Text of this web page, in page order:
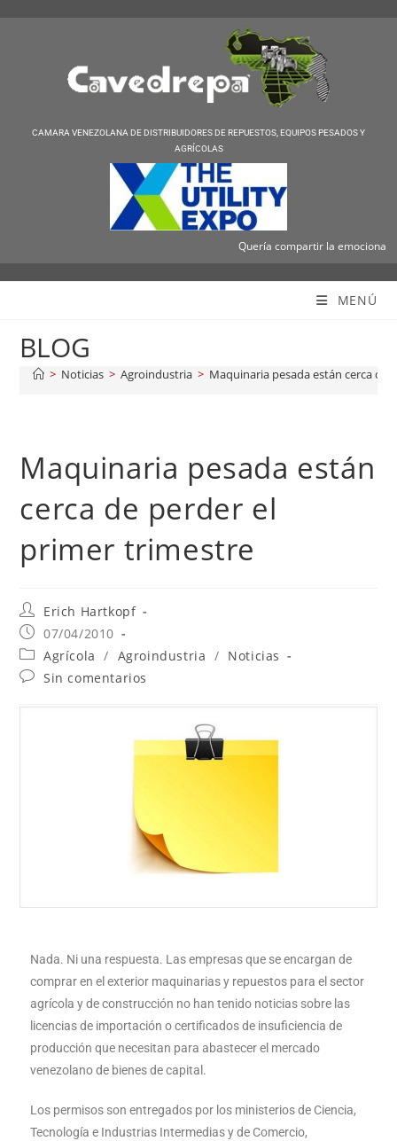
CAMARA VENEZOLANA DE DISTRIBUIDORES DE REPUESTOS, EQUIPOS PESADOS Y
AGRÍCOLAS
Quería compartir la emocionante
MENÚ
BLOG
> Noticias > Agroindustria > Maquinaria pesada están cerca
Maquinaria pesada están
cerca de perder el
primer trimestre
Erich Hartkopf
07/04/2010
Agrícola
/ Agroindustria / Noticias
Sin comentarios
Nada. Ni una respuesta. Las empresas que se encargan de
comprar en el exterior maquinarias y repuestos para el sector
agrícola y de construcción no han tenido noticias sobre las
licencias de importación o certificados de insuficiencia de
producción que necesitan para abastecer el mercado
venezolano de bienes de capital.
Los permisos son entregados por los ministerios de Ciencia,
Tecnología e Industrias Intermedias y de Comercio,